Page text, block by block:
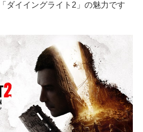
ダイイングライト2」の魅力です